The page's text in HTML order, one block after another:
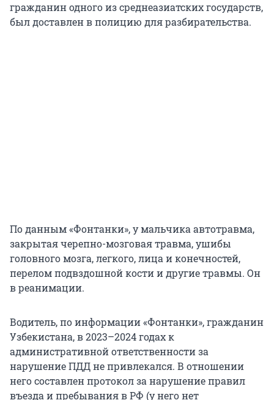
гражданин одного из среднеазиатских государств,
был доставлен в полицию для разбирательства.
По данным «Фонтанки», у мальчика автотравма,
закрытая черепно-мозговая травма, ушибы
головного мозга, легкого, лица и конечностей,
перелом подвздошной кости и другие травмы. Он
в реанимации.
Водитель, по информации «Фонтанки», гражданин
Узбекистана, в 2023–2024 годах к
административной ответственности за
нарушение ПДД не привлекался. В отношении
него составлен протокол за нарушение правил
въезда и пребывания в РФ (у него нет